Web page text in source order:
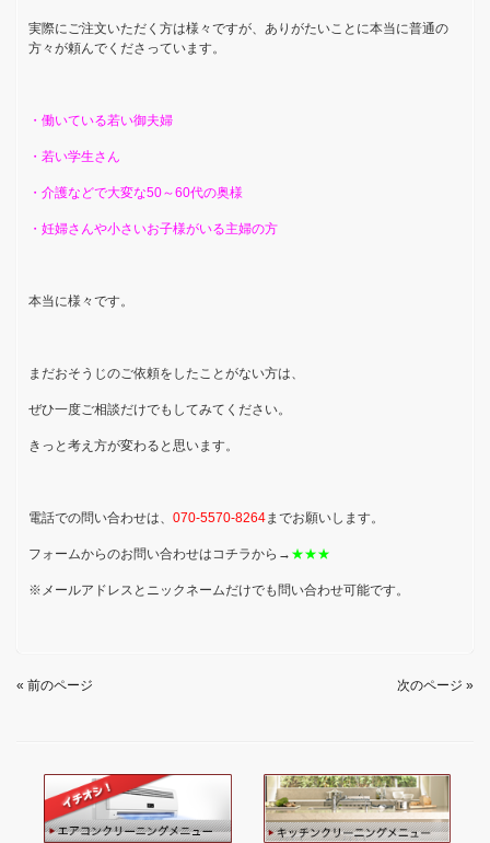
実際にご注文いただく方は様々ですが、ありがたいことに本当に普通の
方々が頼んでくださっています。
・働いている若い御夫婦
・若い学生さん
・介護などで大変な50～60代の奥様
・妊婦さんや小さいお子様がいる主婦の方
本当に様々です。
まだおそうじのご依頼をしたことがない方は、
ぜひ一度ご相談だけでもしてみてください。
きっと考え方が変わると思います。
電話での問い合わせは、070-5570-8264までお願いします。
フォームからのお問い合わせはコチラから→ ★★★
※メールアドレスとニックネームだけでも問い合わせ可能です。
« 前のページ 次のページ »